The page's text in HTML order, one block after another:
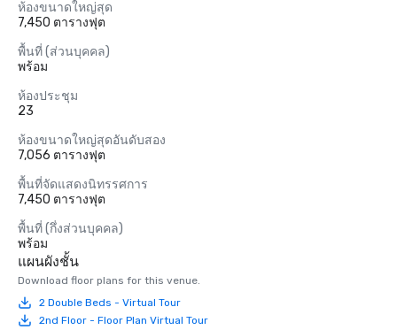
ห้องขนาดใหญ่สุด
7,450 ตารางฟุต
พื้นที่ (ส่วนบุคคล)
พร้อม
ห้องประชุม
23
ห้องขนาดใหญ่สุดอันดับสอง
7,056 ตารางฟุต
พื้นที่จัดแสดงนิทรรศการ
7,450 ตารางฟุต
พื้นที่ (กึ่งส่วนบุคคล)
พร้อม
แผนผังชั้น
Download floor plans for this venue.
2 Double Beds - Virtual Tour
2nd Floor - Floor Plan Virtual Tour